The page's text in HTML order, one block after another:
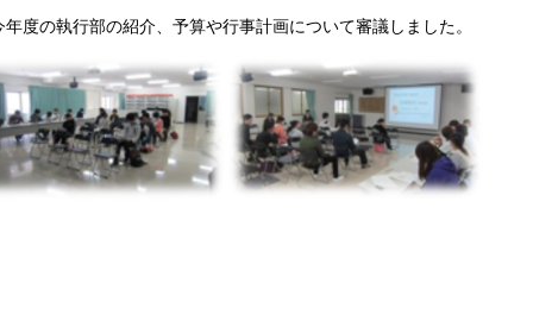
度の執行部の紹介、予算や行事計画について審議しました。